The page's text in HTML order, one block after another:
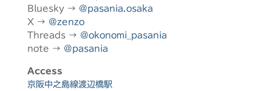
Bluesky → @pasania.osaka
X → @zenzo
Threads → @okonomi_pasania
note → @pasania
Access
京阪中之島線渡辺橋駅